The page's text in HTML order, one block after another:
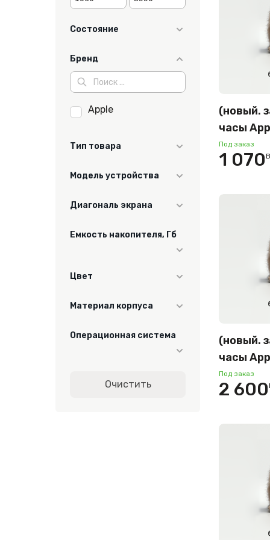
Состояние
Бренд
Apple
Тип товара
Модель устройства
мм
Диагональ экрана
Емкость накопителя, Гб
Цвет
светло-розовый
фиолетовый
Материал корпуса
Операционная система
Очистить
(новый.
часы
42 мм
корпус,
M/L)
Под заказ
1 070
(новый.
часы
LTE 46
корпус,
петля –
Под заказ
2 600